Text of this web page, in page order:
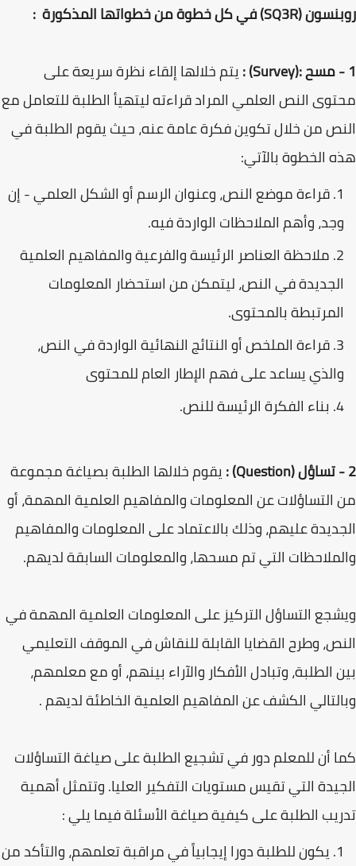
روبنسون (SQ3R) في كل خطوة من خطواتها المذكورة :
1 - مسح :(Survey) :
يتم خلالها إلقاء نظرة سريعة على
محتوى النص العلمي المراد قراءته ليتهيأ الطلبة للتعامل مع
النص من خلال تكوين فكرة عامة عنه، حيث يقوم الطلبة في
هذه الخطوة بالآتي:
قراءة موضع النص، وعنوان الرسم أو الشكل العلمي - إن
وجد، وأهم الملاحظات الواردة فيه.
ملاحظة العناصر الرئيسة والفرعية والمفاهيم العلمية
الجديدة في النص، ليتمكن من استحضار المعلومات
المرتبطة بالمحتوى.
قراءة الملخص أو النتائج النهائية الواردة في النص،
والذي يساعد على فهم الإطار العام للمحتوى
بناء الفكرة الرئيسة للنص.
2 - تساؤل (Question) :
يقوم خلالها الطلبة بصياغة مجموعة
من التساؤلات عن المعلومات والمفاهيم العلمية المهمة، أو
الجديدة عليهم، وذلك بالاعتماد على المعلومات والمفاهيم
والملاحظات التي تم مسحها، والمعلومات السابقة لديهم.
ويشجع التساؤل التركيز على المعلومات العلمية المهمة في
النص، وطرح القضايا القابلة للنقاش في الموقف التعليمي
بين الطلبة، وتبادل الأفكار والآراء بينهم، أو مع معلمهم،
وبالتالي الكشف عن المفاهيم العلمية الخاطئة لديهم .
كما أن للمعلم دور في تشجيع الطلبة على صياغة التساؤلات
الجيدة التي تقيس مستويات التفكير العليا. وتتمثل أهمية
تدريب الطلبة على كيفية صياغة الأسئلة فيما يلي :
يكون للطلبة دورا إيجابياً في مراقبة تعلمهم، والتأكد من